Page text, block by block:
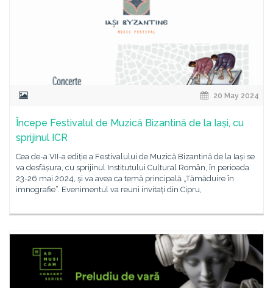
20 May 2024
Începe Festivalul de Muzică Bizantină de la Iași, cu
sprijinul ICR
Cea de-a VII-a ediție a Festivalului de Muzică Bizantină de la Iași se
va desfășura, cu sprijinul Institutului Cultural Român, în perioada
23-26 mai 2024, și va avea ca temă principală „Tămăduire în
imnografie”. Evenimentul va reuni invitați din Cipru,